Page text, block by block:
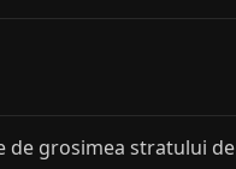
de grosimea stratului de